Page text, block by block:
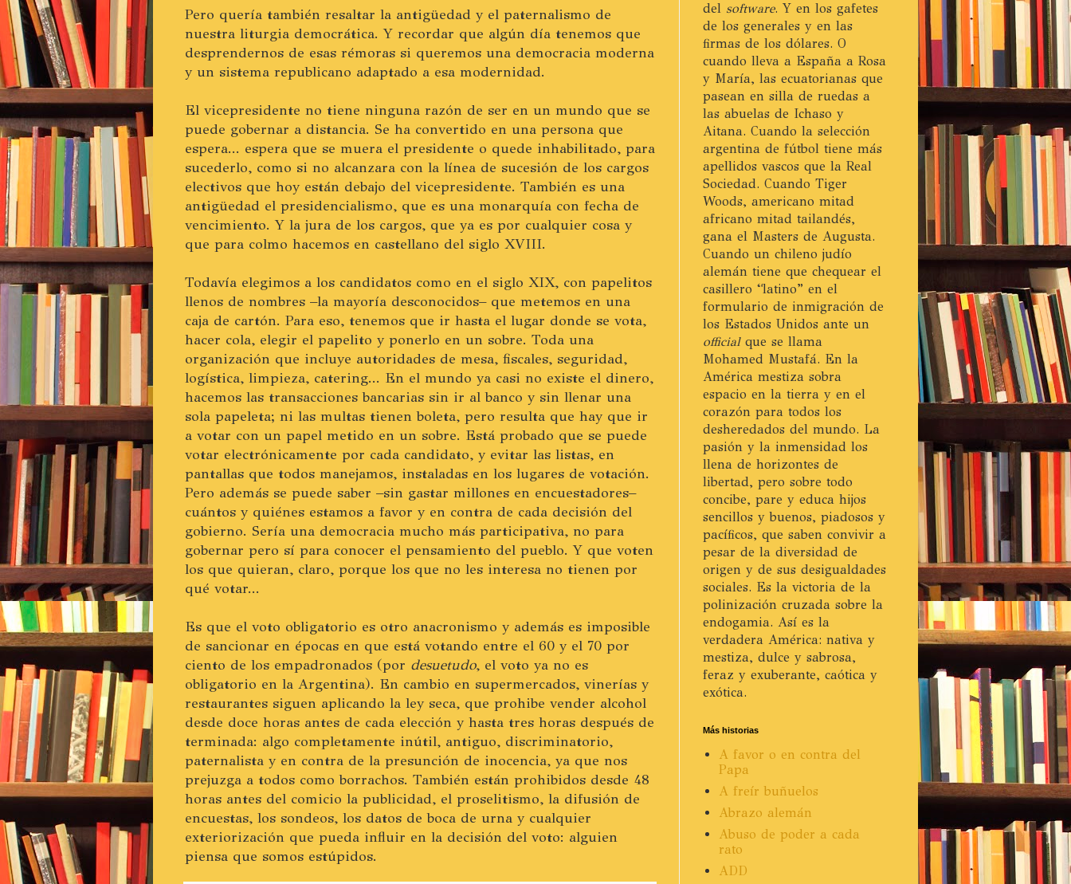
Pero quería también resaltar la antigüedad y el paternalismo de
nuestra liturgia democrática. Y recordar que algún día tenemos que
desprendernos de esas rémoras si queremos una democracia moderna
y un sistema republicano adaptado a esa modernidad.
El vicepresidente no tiene ninguna razón de ser en un mundo que se
puede gobernar a distancia. Se ha convertido en una persona que
espera... espera que se muera el presidente o quede inhabilitado, para
sucederlo, como si no alcanzara con la línea de sucesión de los cargos
electivos que hoy están debajo del vicepresidente. También es una
antigüedad el presidencialismo, que es una monarquía con fecha de
vencimiento. Y la jura de los cargos, que ya es por cualquier cosa y
que para colmo hacemos en castellano del siglo XVIII.
Todavía elegimos a los candidatos como en el siglo XIX, con papelitos
llenos de nombres –la mayoría desconocidos– que metemos en una
caja de cartón. Para eso, tenemos que ir hasta el lugar donde se vota,
hacer cola, elegir el papelito y ponerlo en un sobre. Toda una
organización que incluye autoridades de mesa, fiscales, seguridad,
logística, limpieza, catering... En el mundo ya casi no existe el dinero,
hacemos las transacciones bancarias sin ir al banco y sin llenar una
sola papeleta; ni las multas tienen boleta, pero resulta que hay que ir
a votar con un papel metido en un sobre. Está probado que se puede
votar electrónicamente por cada candidato, y evitar las listas, en
pantallas que todos manejamos, instaladas en los lugares de votación.
Pero además se puede saber –sin gastar millones en encuestadores–
cuántos y quiénes estamos a favor y en contra de cada decisión del
gobierno. Sería una democracia mucho más participativa, no para
gobernar pero sí para conocer el pensamiento del pueblo. Y que voten
los que quieran, claro, porque los que no les interesa no tienen por
qué votar...
Es que el voto obligatorio es otro anacronismo y además es imposible
de sancionar en épocas en que está votando entre el 60 y el 70 por
ciento de los empadronados (por desuetudo, el voto ya no es
obligatorio en la Argentina). En cambio en supermercados, vinerías y
restaurantes siguen aplicando la ley seca, que prohibe vender alcohol
desde doce horas antes de cada elección y hasta tres horas después de
terminada: algo completamente inútil, antiguo, discriminatorio,
paternalista y en contra de la presunción de inocencia, ya que nos
prejuzga a todos como borrachos. También están prohibidos desde 48
horas antes del comicio la publicidad, el proselitismo, la difusión de
encuestas, los sondeos, los datos de boca de urna y cualquier
exteriorización que pueda influir en la decisión del voto: alguien
piensa que somos estúpidos.
del software. Y en los gafetes
de los generales y en las
firmas de los dólares. O
cuando lleva a España a Rosa
y María, las ecuatorianas que
pasean en silla de ruedas a
las abuelas de Ichaso y
Aitana. Cuando la selección
argentina de fútbol tiene más
apellidos vascos que la Real
Sociedad. Cuando Tiger
Woods, americano mitad
africano mitad tailandés,
gana el Masters de Augusta.
Cuando un chileno judío
alemán tiene que chequear el
casillero “latino” en el
formulario de inmigración de
los Estados Unidos ante un
officialque se llama
Mohamed Mustafá. En la
América mestiza sobra
espacio en la tierra y en el
corazón para todos los
desheredados del mundo. La
pasión y la inmensidad los
llena de horizontes de
libertad, pero sobre todo
concibe, pare y educa hijos
sencillos y buenos, piadosos y
pacíficos, que saben convivir a
pesar de la diversidad de
origen y de sus desigualdades
sociales. Es la victoria de la
polinización cruzada sobre la
endogamia. Así es la
verdadera América: nativa y
mestiza, dulce y sabrosa,
feraz y exuberante, caótica y
exótica.
Más historias
A favor o en contra del
Papa
A freír buñuelos
Abrazo alemán
Abuso de poder a cada
rato
ADD